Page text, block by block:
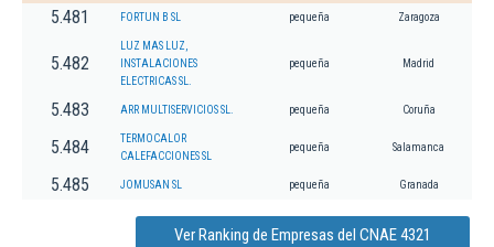
5.481 FORTUN B SL pequeña Zaragoza
5.482
LUZ MAS LUZ,
INSTALACIONES
ELECTRICAS SL.
pequeña Madrid
5.483 ARR MULTISERVICIOS SL. pequeña Coruña
5.484
TERMOCALOR
CALEFACCIONES SL
pequeña Salamanca
5.485 JOMUSAN SL pequeña Granada
Ver Ranking de Empresas del CNAE 4321